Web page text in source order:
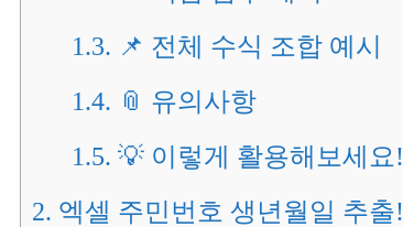
1.3. 📌 전체 수식 조합 예시
1.4. 📎 유의사항
1.5. 💡 이렇게 활용해보세요!
2. 엑셀 주민번호 생년월일 추